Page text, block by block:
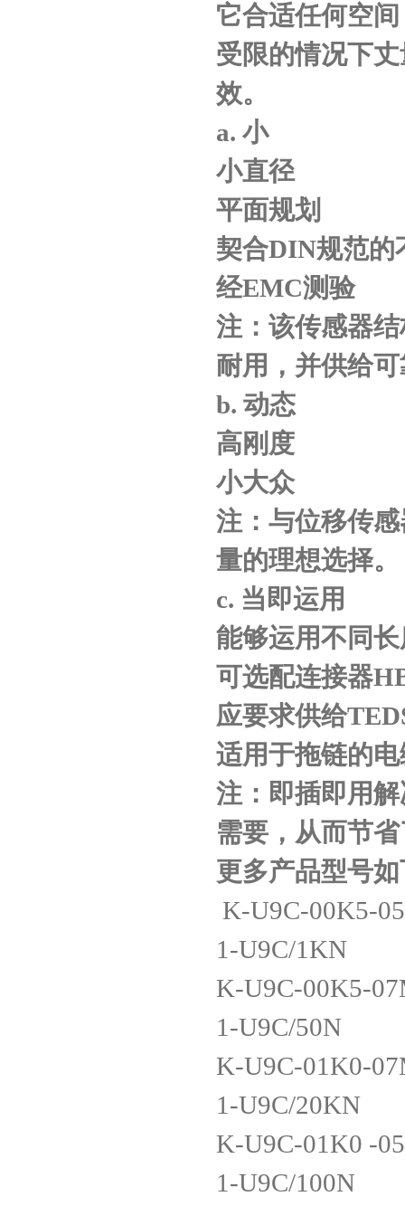
它合适任何空
受限的情况下
效。
a. 小
小直径
平面规划
契合DIN规范的
经EMC测验
注：该传感器
耐用，并供给
b. 动态
高刚度
小大众
注：与位移传
量的理想选择。
c. 当即运用
能够运用不同
可选配连接器
应要求供给
适用于拖链的
注：即插即用
需要，从而节
更多产品型号
K-U9C-00K5-
1-U9C/1KN
K-U9C-00K5-
1-U9C/50N
K-U9C-01K0-
1-U9C/20KN
K-U9C-01K0 -
1-U9C/100N